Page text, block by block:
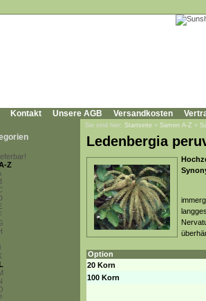
Kontakt Unsere AGB Versandkosten
Z
Sie sind hier: Startseite » Samen A-Z »
Ledenbergia
Option
20 Korn
100 Korn